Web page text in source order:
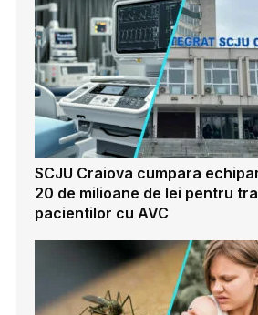
SCJU Craiova cumpara
20 de milioane de lei pentru
pacientilor cu AVC